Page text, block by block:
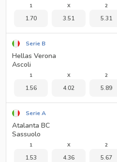
1
1.70
X
3.51
2
5.31
Serie B
Hellas Verona
Ascoli
1
1.56
X
4.02
2
5.89
Serie A
Atalanta BC
Sassuolo
1
1.53
X
4.36
2
5.67